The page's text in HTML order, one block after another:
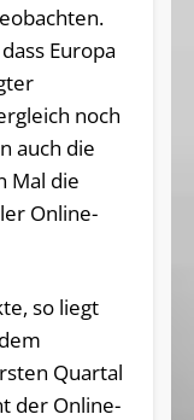
Europa
noch
auch die
Mal die
Online-
so liegt
Quartal
der Online-